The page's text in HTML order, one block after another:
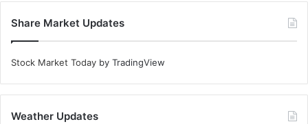
Share Market Updates
Stock Market Today by TradingView
Weather Updates